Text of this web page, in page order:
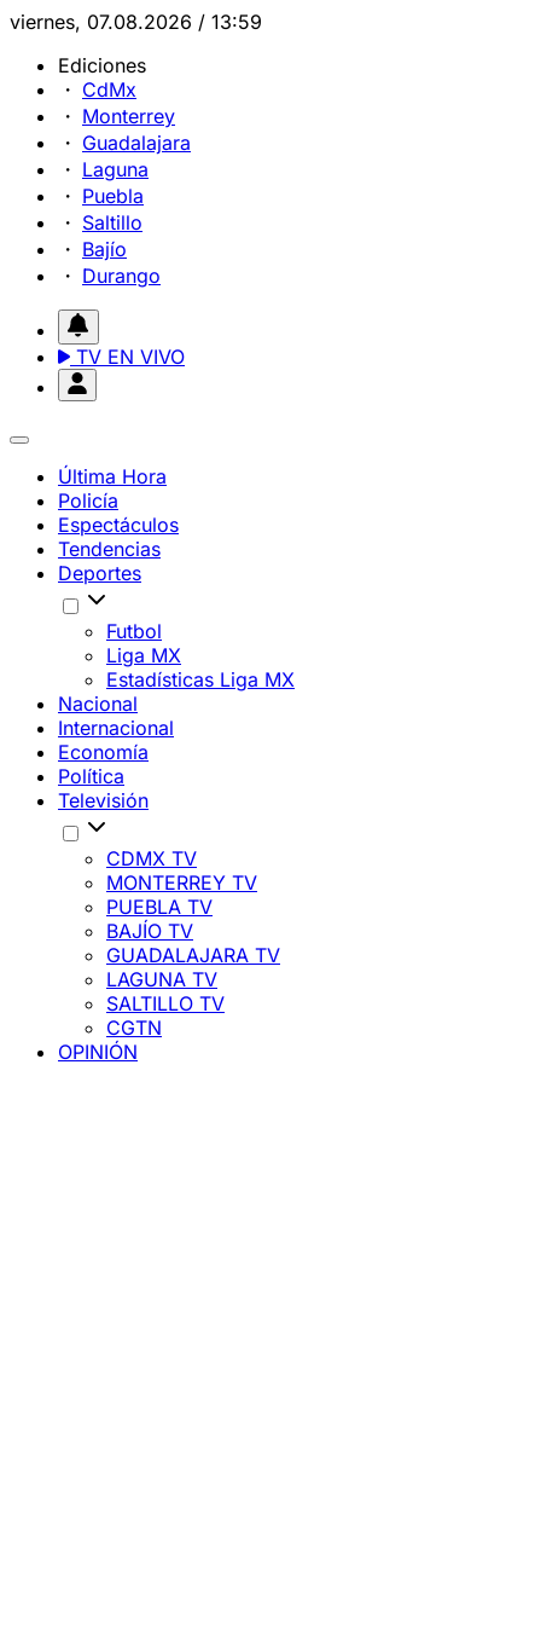
viernes, 07.08.2026 / 13:59
Ediciones
CdMx
Monterrey
Guadalajara
Laguna
Puebla
Saltillo
Bajío
Durango
TV EN VIVO
Última Hora
Policía
Espectáculos
Tendencias
Deportes
Futbol
Liga MX
Estadísticas Liga MX
Nacional
Internacional
Economía
Política
Televisión
CDMX TV
MONTERREY TV
PUEBLA TV
BAJÍO TV
GUADALAJARA TV
LAGUNA TV
SALTILLO TV
CGTN
OPINIÓN